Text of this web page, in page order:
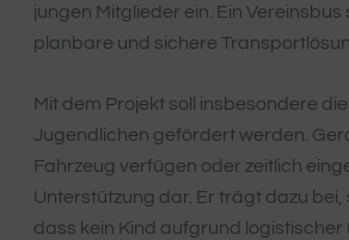
jungen Mitglieder ein. Ein
planbare und sichere
Mit dem Projekt soll insbesondere
Jugendlichen gefördert werden.
Fahrzeug verfügen oder zeitlich
Unterstützung dar. Er trägt dazu
dass kein Kind aufgrund